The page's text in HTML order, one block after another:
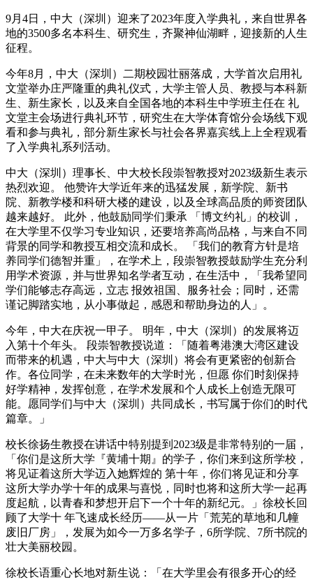
9月4日，中大（深圳）迎来了2023年度入学典礼，来自世界各
地的3500多名本科生、研究生，齐聚神仙湖畔，迎接新的人生
征程。
今年8月，中大（深圳）二期校园壮丽落成，大学首次启用礼
文堂举办庄严隆重的典礼仪式，大学主管人员、教授与本科新
生、新生家长，以及来自全国各地的本科生中学班主任在 礼
文堂主会场进行典礼环节，研究生在大学体育馆分会场线下观
看和参与典礼，部分新生家长与社会各界嘉宾线上上全程观看
了入学典礼系列活动。
中大（深圳）理事长、中大校长段崇智教授对2023级新生表示
热烈欢迎。 他赞许大学近年来的迅猛发展，新学院、新书
院、新教学楼和科研大楼的建设，以及全球高品质的师资团队
越来越好。 此外，他鼓励同学们秉承 「博文约礼」的校训，
在大学里不仅学习专业知识，还要培养高尚品格，与来自不同
背景的同学和教授互相交流和成长。 「我们的教育方针是培
养同学们德智并重」，在学术上，段崇智教授鼓励学生充分利
用学术资源，并与世界知名学者互动，在生活中，「我希望同
学们能够志存高远，立志 报效祖国、服务社会；同时，还需
谨记脚踏实地，从小事做起，感恩和帮助身边的人」。
今年，中大在庆祝一甲子。 明年，中大（深圳）的发展将迈
入第十个年头。 段崇智教授说道：「随着粤港澳大湾区建设
而带来的机遇，中大与中大（深圳）将会有更紧密的创新合
作。各位同学，在未来数年的大学时光，但愿 你们时刻保持
好学精神，发挥创意，在学术发展和个人成长上创造无限可
能。愿同学们与中大（深圳）共同成长，书写属于你们的时代
篇章。」
校长徐扬生教授在讲话中特别提到2023级是非常特别的一届，
「你们是这所大学『黄埔十期』的学子，你们来到这所学校，
将见证着这所大学迈入她辉煌的 第十年，你们将见证和分享
这所大学办学十年的成果与喜悦，同时也将和这所大学一起再
度起航，以青春和梦想开启下一个十年的新纪元。」徐校长回
顾了大学十 年飞速成长经历——从一片「荒芜的草地和几幢
废旧厂房」，发展为如今一万多名学子，6所学院、7所书院的
壮大美丽校园。
徐校长语重心长地对新生说：「在大学里会有很多开心的经